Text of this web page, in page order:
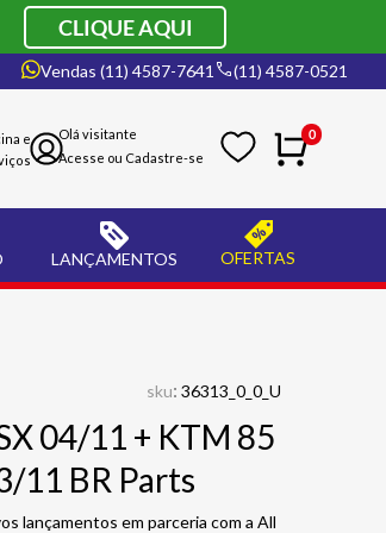
CLIQUE AQUI
Vendas (11) 4587-7641 (11) 4587-0521
e
0
LANÇAMENTOS OFERTAS
sku: 36313_0_0_U
04/11 + KTM 85
11 BR Parts
lançamentos em parceria com a All